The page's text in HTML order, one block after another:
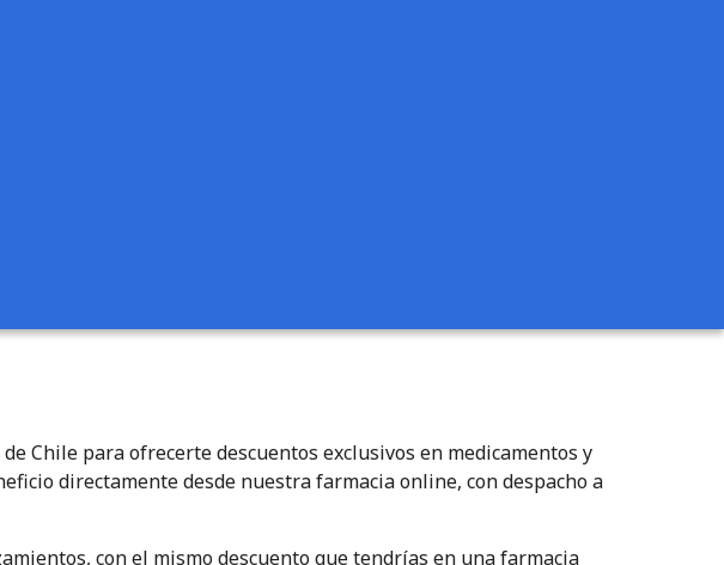
Chile para ofrecerte descuentos exclusivos en medicamentos y
directamente desde nuestra farmacia online, con despacho a
con el mismo descuento que tendrías en una farmacia